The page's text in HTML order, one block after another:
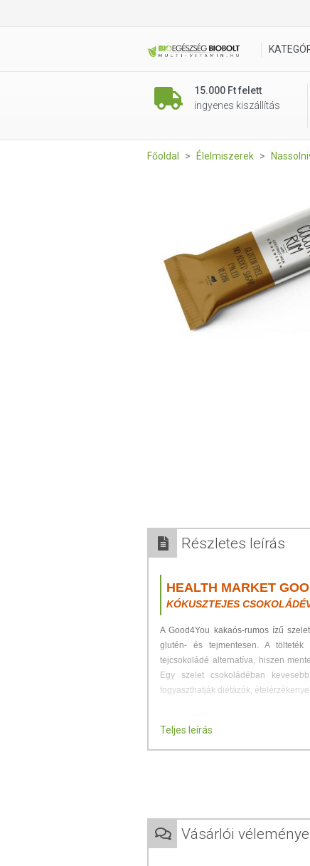
15.000 Ft felett
ingyenes kiszállítás
Főoldal Élelmiszerek
Részletes leírás
HEALTH MARKET
KÓKUSZTEJES
A Good4You kakaós-rumos ízű
glutén- és tejmentesen. A tölteték
tejcsokoládé alternatíva, hiszen
Egy szelet csokoládéban
fogyaszthatják diétázók,
Paleo
IR-barát
Tartósítószer-mentes
Teljes leírás
Vásárlói